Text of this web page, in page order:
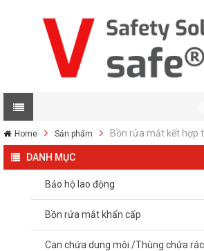
Home Sản phẩm Bồn rửa mắt kết hợp
DANH MỤC
Bảo hộ lao động
Bồn rửa mắt khẩn cấp
Can chứa dung môi /Thùng chứa